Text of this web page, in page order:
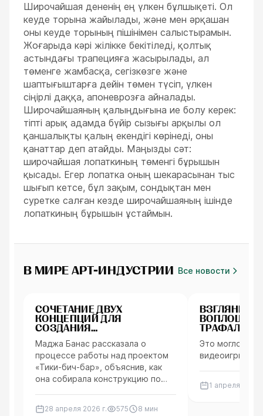
Широчайшая дененің ең үлкен бұлшықеті. Ол
кеуде торына жайылады, және мен әрқашан
оны кеуде торының пішінімен салыстырамын.
Жоғарыда кәрі жілікке бекітіледі, қолтық
астындағы трапецияға жасырылады, ал
төменге жамбасқа, сегізкөзге және
шаптығыштарға дейін төмен түсіп, үлкен
сіңірлі даққа, апоневрозға айналады.
Широчайшаяның қалыңдығына ие болу керек:
тіпті арық адамда бүйір сызығы арқылы ол
қаншалықты қалың екендігі көрінеді, оны
қанаттар деп атайды. Маңызды сәт:
широчайшая лопаткиның төменгі бұрышын
қысады. Егер лопатка оның шекарасынан тыс
шығып кетсе, бұл зақым, сондықтан мен
суретке салған кезде широчайшаяның ішінде
лопаткиның бұрышын ұстаймын.
В МИРЕ АРТ-ИНДУСТРИИ Все новости
Арт окружения
СОЧЕТАНИЕ ДВУХ
КОНЦЕПЦИЙ ДЛЯ
СОЗДАНИЯ
СТИЛИЗОВАННОГО
КРАСОЧНОГО ПЛЯЖНОГО
БАРА
Маджа Банас рассказала о
процессе работы над проектом
«Тики-бич-бар», объяснив, как
она собирала конструкцию по
которые использовала для
28 апреля 2026 г. 575 8 мин
Персонажи
ВЗГЛЯНИТЕ
ИЗ «ВАН
Это могло бы
видеоигры по
1 апреля 2026